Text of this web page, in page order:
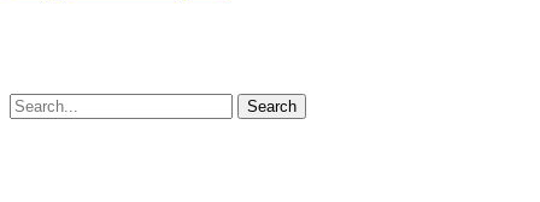
Search